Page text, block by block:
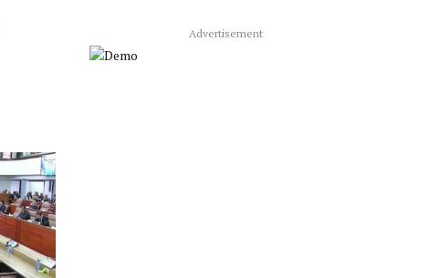
Advertisement